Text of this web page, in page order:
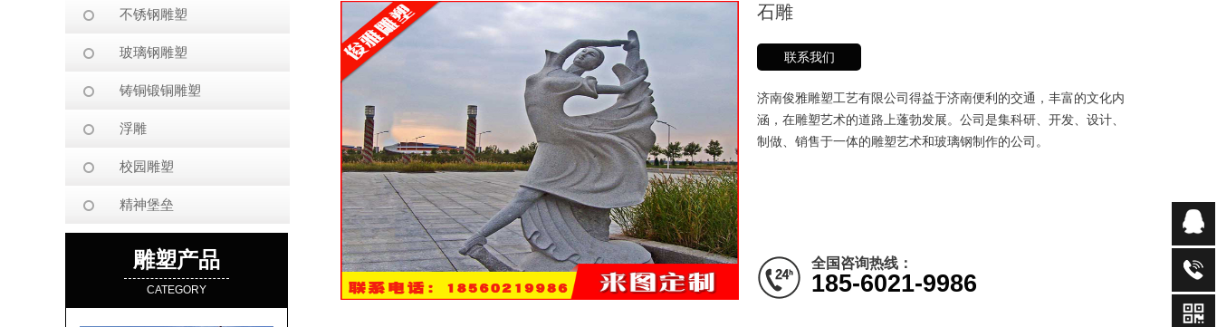
不锈钢雕塑
玻璃钢雕塑
铸铜锻铜雕塑
浮雕
校园雕塑
精神堡垒
雕塑产品
CATEGORY
石雕
联系我们
济南俊雅雕塑工艺有限公司得益于济南便利的交通，丰富的文化内
涵，在雕塑艺术的道路上蓬勃发展。公司是集科研、开发、设计、
制做、销售于一体的雕塑艺术和玻璃钢制作的公司。
全国咨询热线：
185-6021-9986